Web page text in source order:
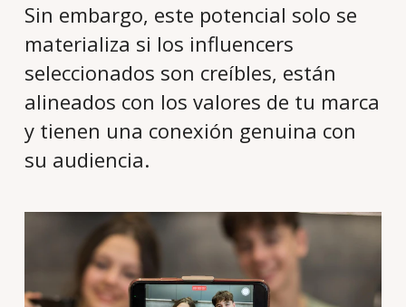
Sin embargo, este potencial solo se
materializa si los influencers
seleccionados son creíbles, están
alineados con los valores de tu marca
y tienen una conexión genuina con
su audiencia.